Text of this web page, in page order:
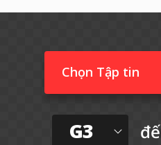
Chọn Tập tin
G3